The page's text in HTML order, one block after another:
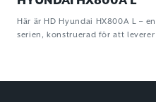
Här är HD Hyundai HX800A L –
serien, konstruerad för att leverer